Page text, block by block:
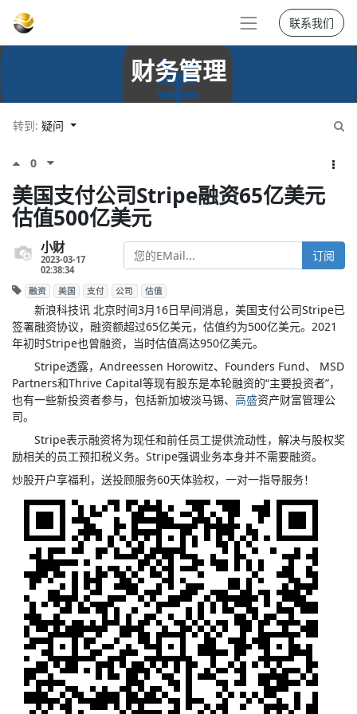
联系我们
财务管理
转到: 疑问
0
美国支付公司Stripe融资65亿美元
估值500亿美元
小财
2023-03-17
02:38:34
订阅
融资 美国 支付 公司 估值
新浪科技讯 北京时间3月16日早间消息，美国支付公司Stripe已
签署融资协议，融资额超过65亿美元，估值约为500亿美元。2021
年初时Stripe也曾融资，当时估值高达950亿美元。
Stripe透露，Andreessen Horowitz、Founders Fund、 MSD
Partners和Thrive Capital等现有股东是本轮融资的“主要投资者”，
也有一些新投资者参与，包括新加坡淡马锡、 高盛资产财富管理公
司。
Stripe表示融资将为现任和前任员工提供流动性，解决与股权奖
励相关的员工预扣税义务。Stripe强调业务本身并不需要融资。
炒股开户享福利，送投顾服务60天体验权，一对一指导服务！